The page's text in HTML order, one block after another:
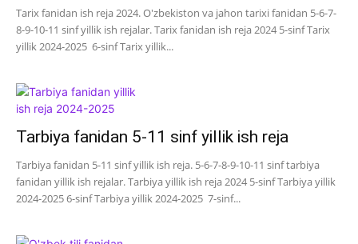
Tarix fanidan ish reja 2024. O'zbekiston va jahon tarixi fanidan 5-6-7-
8-9-10-11 sinf yillik ish rejalar. Tarix fanidan ish reja 2024 5-sinf Tarix
yillik 2024-2025 6-sinf Tarix yillik...
Tarbiya fanidan 5-11 sinf yillik ish reja
Tarbiya fanidan 5-11 sinf yillik ish reja. 5-6-7-8-9-10-11 sinf tarbiya
fanidan yillik ish rejalar. Tarbiya yillik ish reja 2024 5-sinf Tarbiya yillik
2024-2025 6-sinf Tarbiya yillik 2024-2025 7-sinf...